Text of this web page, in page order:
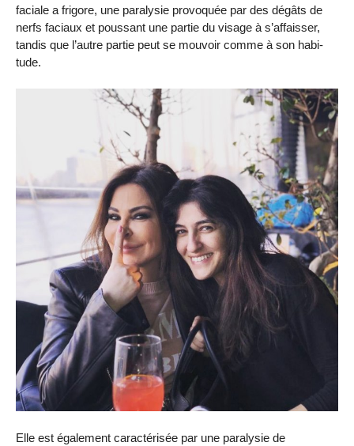
faciale a frigore, une para­ly­sie provoquée par des dégâts de
nerfs faciaux et pous­sant une partie du visage à s’affais­ser,
tandis que l’autre partie peut se mouvoir comme à son habi­
tude.
Elle est également caractérisée par une paralysie de